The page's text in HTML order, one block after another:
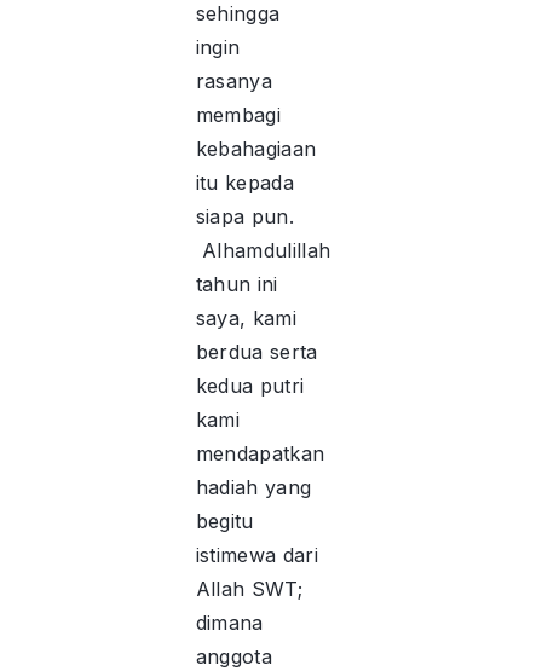
sehingga
ingin
rasanya
membagi
kebahagiaan
itu kepada
siapa pun.
Alhamdulillah
tahun ini
saya, kami
berdua serta
kedua putri
kami
mendapatkan
hadiah yang
begitu
istimewa dari
Allah SWT;
dimana
anggota